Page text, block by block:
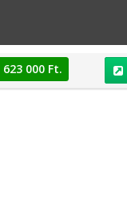
623 000 Ft.